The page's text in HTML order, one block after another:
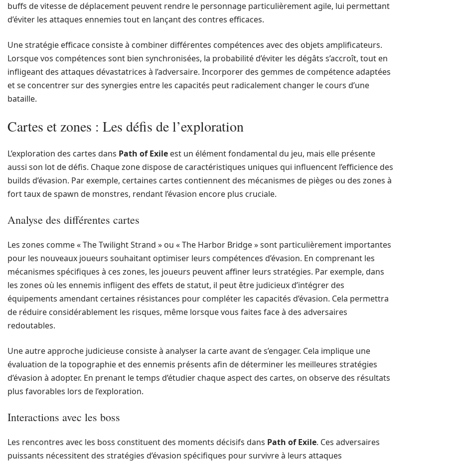
buffs de vitesse de déplacement peuvent rendre le personnage particulièrement agile, lui permettant
d’éviter les attaques ennemies tout en lançant des contres efficaces.
Une stratégie efficace consiste à combiner différentes compétences avec des objets amplificateurs.
Lorsque vos compétences sont bien synchronisées, la probabilité d’éviter les dégâts s’accroît, tout en
infligeant des attaques dévastatrices à l’adversaire. Incorporer des gemmes de compétence adaptées
et se concentrer sur des synergies entre les capacités peut radicalement changer le cours d’une
bataille.
Cartes et zones : Les défis de l’exploration
L’exploration des cartes dans Path of Exile est un élément fondamental du jeu, mais elle présente
aussi son lot de défis. Chaque zone dispose de caractéristiques uniques qui influencent l’efficience des
builds d’évasion. Par exemple, certaines cartes contiennent des mécanismes de pièges ou des zones à
fort taux de spawn de monstres, rendant l’évasion encore plus cruciale.
Analyse des différentes cartes
Les zones comme « The Twilight Strand » ou « The Harbor Bridge » sont particulièrement importantes
pour les nouveaux joueurs souhaitant optimiser leurs compétences d’évasion. En comprenant les
mécanismes spécifiques à ces zones, les joueurs peuvent affiner leurs stratégies. Par exemple, dans
les zones où les ennemis infligent des effets de statut, il peut être judicieux d’intégrer des
équipements amendant certaines résistances pour compléter les capacités d’évasion. Cela permettra
de réduire considérablement les risques, même lorsque vous faites face à des adversaires
redoutables.
Une autre approche judicieuse consiste à analyser la carte avant de s’engager. Cela implique une
évaluation de la topographie et des ennemis présents afin de déterminer les meilleures stratégies
d’évasion à adopter. En prenant le temps d’étudier chaque aspect des cartes, on observe des résultats
plus favorables lors de l’exploration.
Interactions avec les boss
Les rencontres avec les boss constituent des moments décisifs dans Path of Exile. Ces adversaires
puissants nécessitent des stratégies d’évasion spécifiques pour survivre à leurs attaques